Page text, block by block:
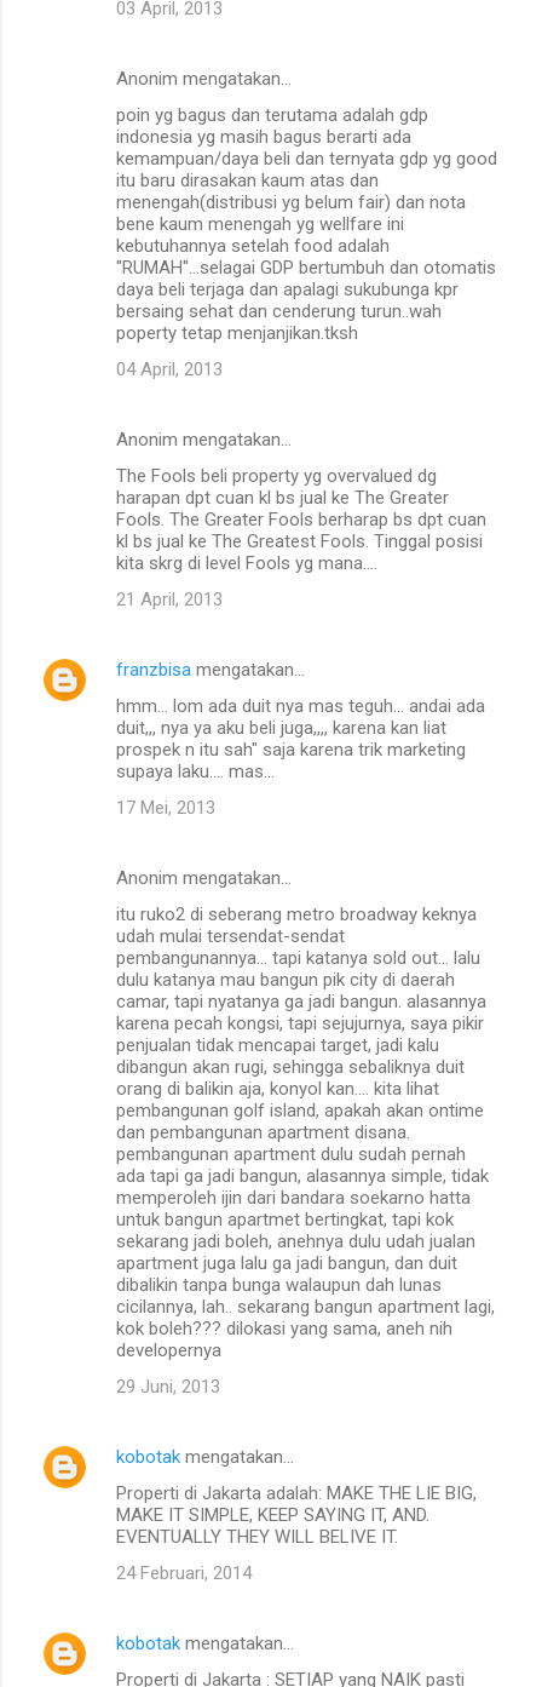
03 April, 2013
Anonim mengatakan…
poin yg bagus dan terutama adalah gdp
indonesia yg masih bagus berarti ada
kemampuan/daya beli dan ternyata gdp yg good
itu baru dirasakan kaum atas dan
menengah(distribusi yg belum fair) dan nota
bene kaum menengah yg wellfare ini
kebutuhannya setelah food adalah
"RUMAH"...selagai GDP bertumbuh dan otomatis
daya beli terjaga dan apalagi sukubunga kpr
bersaing sehat dan cenderung turun..wah
poperty tetap menjanjikan.tksh
04 April, 2013
Anonim mengatakan…
The Fools beli property yg overvalued dg
harapan dpt cuan kl bs jual ke The Greater
Fools. The Greater Fools berharap bs dpt cuan
kl bs jual ke The Greatest Fools. Tinggal posisi
kita skrg di level Fools yg mana....
21 April, 2013
franzbisa mengatakan…
hmm... lom ada duit nya mas teguh... andai ada
duit,,, nya ya aku beli juga,,,, karena kan liat
prospek n itu sah" saja karena trik marketing
supaya laku.... mas...
17 Mei, 2013
Anonim mengatakan…
itu ruko2 di seberang metro broadway keknya
udah mulai tersendat-sendat
pembangunannya... tapi katanya sold out... lalu
dulu katanya mau bangun pik city di daerah
camar, tapi nyatanya ga jadi bangun. alasannya
karena pecah kongsi, tapi sejujurnya, saya pikir
penjualan tidak mencapai target, jadi kalu
dibangun akan rugi, sehingga sebaliknya duit
orang di balikin aja, konyol kan.... kita lihat
pembangunan golf island, apakah akan ontime
dan pembangunan apartment disana.
pembangunan apartment dulu sudah pernah
ada tapi ga jadi bangun, alasannya simple, tidak
memperoleh ijin dari bandara soekarno hatta
untuk bangun apartmet bertingkat, tapi kok
sekarang jadi boleh, anehnya dulu udah jualan
apartment juga lalu ga jadi bangun, dan duit
dibalikin tanpa bunga walaupun dah lunas
cicilannya, lah.. sekarang bangun apartment lagi,
kok boleh??? dilokasi yang sama, aneh nih
developernya
29 Juni, 2013
kobotak mengatakan…
Properti di Jakarta adalah: MAKE THE LIE BIG,
MAKE IT SIMPLE, KEEP SAYING IT, AND.
EVENTUALLY THEY WILL BELIVE IT.
24 Februari, 2014
kobotak mengatakan…
Properti di Jakarta : SETIAP yang NAIK pasti